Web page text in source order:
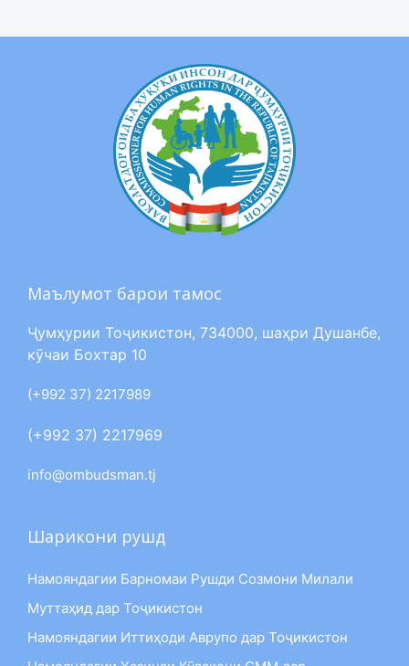
Маълумот барои тамос
Ҷумҳурии Тоҷикистон, 734000, шаҳри Душанбе,
кӯчаи Бохтар 10
(+992 37) 2217989
(+992 37) 2217969
info@ombudsman.tj
Шарикони рушд
Намояндагии Барномаи Рушди Созмони Милали
Муттаҳид дар Тоҷикистон
Намояндагии Иттиҳоди Аврупо дар Тоҷикистон